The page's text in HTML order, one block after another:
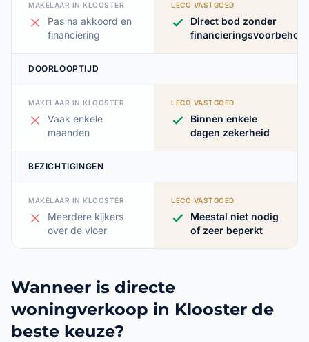
MAKELAAR IN KLOOSTER
Pas na akkoord en
financiering
LECO VASTGOED
Direct bod zonder
DOORLOOPTIJD
MAKELAAR IN KLOOSTER
Vaak enkele
maanden
LECO VASTGOED
Binnen enkele
dagen zekerheid
BEZICHTIGINGEN
MAKELAAR IN KLOOSTER
Meerdere kijkers
over de vloer
LECO VASTGOED
Meestal niet nodig
of zeer beperkt
Wanneer is directe
woningverkoop in Klooster de
beste keuze?